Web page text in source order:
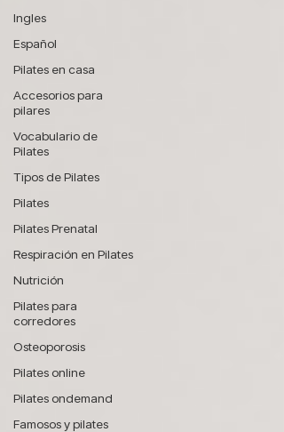
Ingles
Español
Pilates en casa
Accesorios para
pilares
Vocabulario de
Pilates
Tipos de Pilates
Pilates
Pilates Prenatal
Respiración en Pilates
Nutrición
Pilates para
corredores
Osteoporosis
Pilates online
Pilates ondemand
Famosos y pilates